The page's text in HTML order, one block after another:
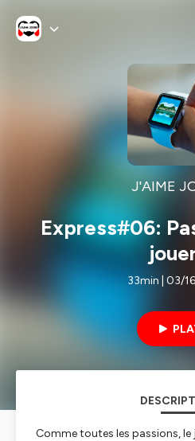
J'AIME
Express#06:
33min | 03/
Comme toutes les passions,